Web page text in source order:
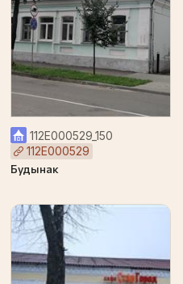
112Е000529_150
112Е000529
Будынак